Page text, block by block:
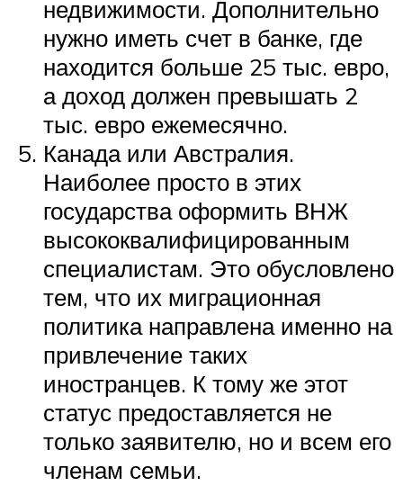
недвижимости. Дополнительно
нужно иметь счет в банке, где
находится больше 25 тыс. евро,
а доход должен превышать 2
тыс. евро ежемесячно.
Канада или Австралия.
Наиболее просто в этих
государства оформить ВНЖ
высококвалифицированным
специалистам. Это обусловлено
тем, что их миграционная
политика направлена именно на
привлечение таких
иностранцев. К тому же этот
статус предоставляется не
только заявителю, но и всем его
членам семьи.